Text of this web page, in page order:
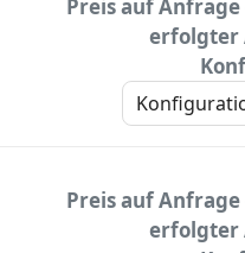
Preis auf
erfolgter
Preis auf
erfolgter